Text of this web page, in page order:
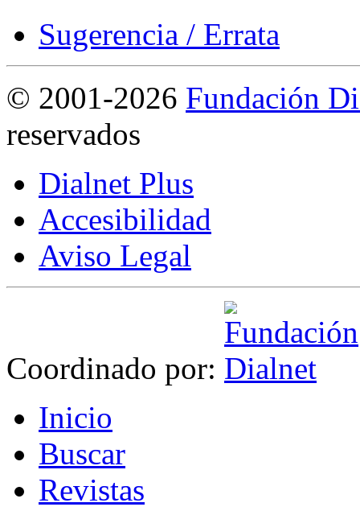
Sugerencia / Errata
© 2001-2026 Fundación
reservados
Dialnet Plus
Accesibilidad
Aviso Legal
Coordinado por:
Inicio
Buscar
Revistas